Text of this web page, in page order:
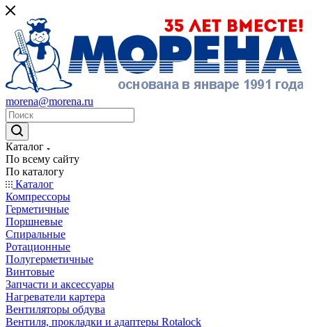
morena@morena.ru
Каталог
По всему сайту
По каталогу
Каталог
Компрессоры
Герметичные
Поршневые
Спиральные
Ротационные
Полугерметичные
Винтовые
Запчасти и аксессуары
Нагреватели картера
Вентиляторы обдува
Вентиля, прокладки и адаптеры Rotalock